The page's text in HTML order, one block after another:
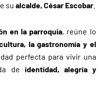
sualcalde, César Escobar
en la parroquia, reúne lo
la gastronomía y el
perfecta para vivir una
de identidad, alegría y